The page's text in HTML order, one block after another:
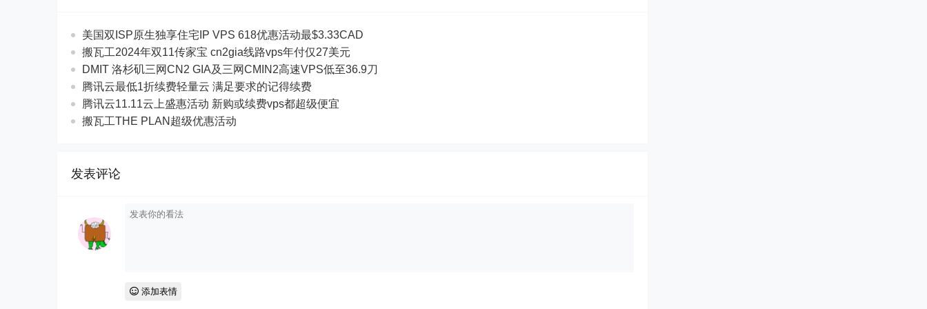
美国双ISP原生独享住宅IP VPS 618优惠活动最$3.33CAD
搬瓦工2024年双11传家宝 cn2gia线路vps年付仅27美元
DMIT 洛杉矶三网CN2 GIA及三网CMIN2高速VPS低至36.9刀
腾讯云最低1折续费轻量云 满足要求的记得续费
腾讯云11.11云上盛惠活动 新购或续费vps都超级便宜
搬瓦工THE PLAN超级优惠活动
发表评论
添加表情